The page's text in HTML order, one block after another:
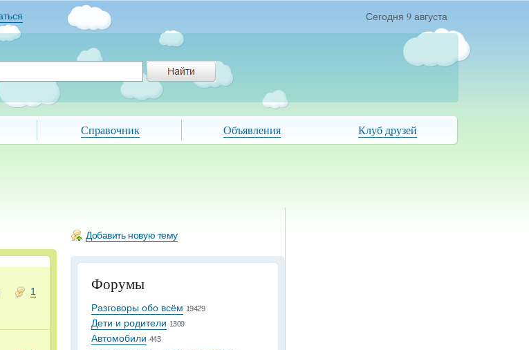
Сегодня 9 августа
Справочник Объявления Клуб друзей
1
Добавить новую тему
Форумы
Разговоры обо всём 19429
Дети и родители 1309
Автомобили 443